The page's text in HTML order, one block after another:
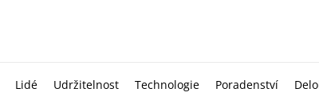
Lidé Udržitelnost Technologie Poradenství